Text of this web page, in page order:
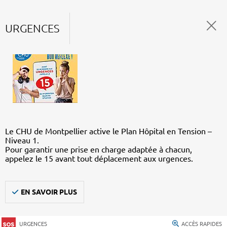
URGENCES
Le CHU de Montpellier active le Plan Hôpital en Tension –
Niveau 1.
Pour garantir une prise en charge adaptée à chacun,
appelez le 15 avant tout déplacement aux urgences.
EN SAVOIR PLUS
URGENCES ACCÈS RAPIDES